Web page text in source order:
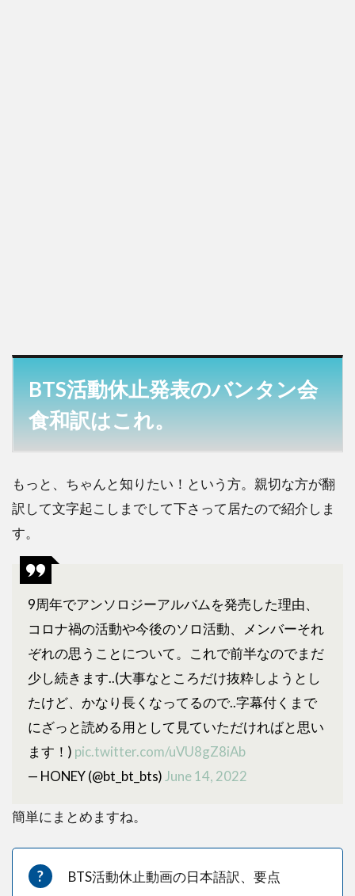
BTS活動休止発表のバンタン会
食和訳はこれ。
もっと、ちゃんと知りたい！という方。親切な方が翻
訳して文字起こしまでして下さって居たので紹介しま
す。
9周年でアンソロジーアルバムを発売した理由、
コロナ禍の活動や今後のソロ活動、メンバーそれ
ぞれの思うことについて。これで前半なのでまだ
少し続きます..(大事なところだけ抜粋しようとし
たけど、かなり長くなってるので..字幕付くまで
にざっと読める用として見ていただければと思い
ます！) pic.twitter.com/uVU8gZ8iAb
— HONEY (@bt_bt_bts) June 14, 2022
簡単にまとめますね。
BTS活動休止動画の日本語訳、要点